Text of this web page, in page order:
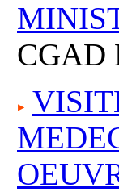
CGAD